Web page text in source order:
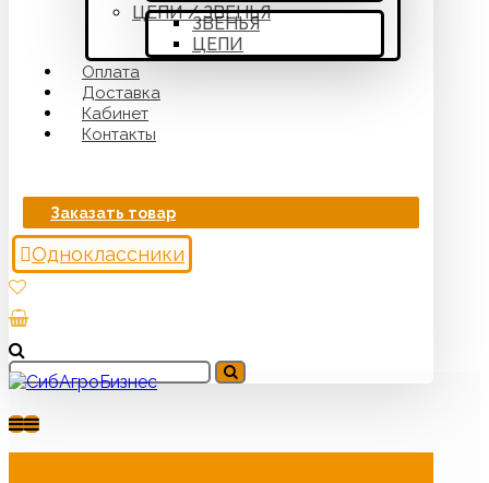
ЦЕПИ / ЗВЕНЬЯ
ЗВЕНЬЯ
ЦЕПИ
Оплата
Доставка
Кабинет
Контакты
Заказать товар
Одноклассники